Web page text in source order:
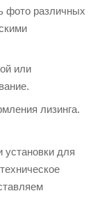
фото различных
или
лизинга.
для